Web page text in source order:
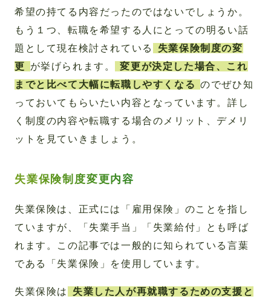
希望の持てる内容だったのではないでしょうか。
もう１つ、転職を希望する人にとっての明るい話
題として現在検討されている
失業保険制度の変
更
が挙げられます。
変更が決定した場合、これ
までと比べて大幅に転職しやすくなる
のでぜひ知
っておいてもらいたい内容となっています。詳し
く制度の内容や転職する場合のメリット、デメリ
ットを見ていきましょう。
失業保険制度変更内容
失業保険は、正式には「雇用保険」のことを指し
ていますが、「失業手当」「失業給付」とも呼ば
れます。この記事では一般的に知られている言葉
である「失業保険」を使用しています。
失業保険は
失業した人が再就職するための支援と